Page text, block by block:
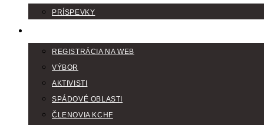
PRÍSPEVKY
REGISTRÁCIA NA WEB
VÝBOR
AKTIVISTI
SPÁDOVÉ OBLASTI
ČLENOVIA KCHF